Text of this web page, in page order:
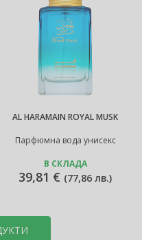
AL HARAMAIN ROYAL MUSK
Парфюмна вода унисекс
В СКЛАДА
39,81 € (77,86 лв.)